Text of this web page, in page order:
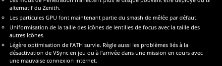
alternatif du Zenith.
Les particules GPU font maintenant partie du smash de mêlée par défaut.
Uniformisation de la taille des icônes de lentilles de focus avec la taille des
autres icônes.
Légère optimisation de l’ATH survie. Règle aussi les problèmes liés à la
désactivation de VSync en jeu ou à l’arrivée dans une mission en cours avec
une mauvaise connexion internet.